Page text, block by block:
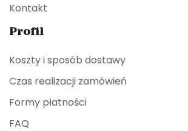
Kontakt
Profil
Koszty i sposób dostawy
Czas realizacji zamówień
Formy płatności
FAQ